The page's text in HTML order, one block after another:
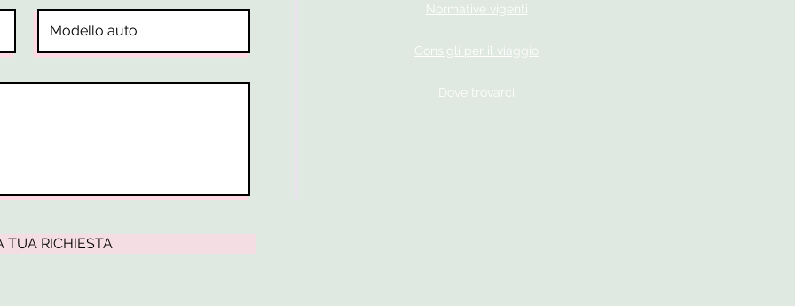
TUA RICHIESTA
Normative vigenti
Consigli per il viaggio
Dove trovarci